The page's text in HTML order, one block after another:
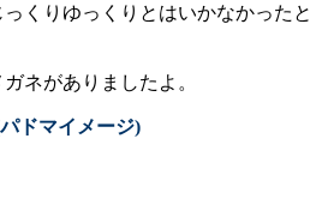
くりゆっくりとはいかなかったと
ネがありましたよ。
ドマイメージ)